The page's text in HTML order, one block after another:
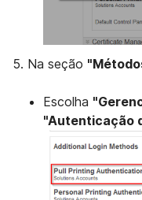
Na seção
Escolha
"Autenticação